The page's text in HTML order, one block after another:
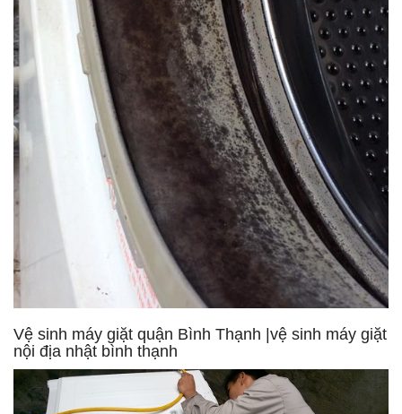
Vệ sinh máy giặt quận Bình Thạnh |vệ sinh máy giặt
nội địa nhật bình thạnh